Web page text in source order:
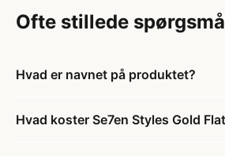
Ofte stillede
Hvad er navnet på produktet?
Hvad koster Se7en Styles Gold